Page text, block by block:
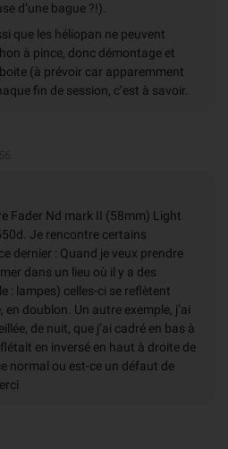
d’une bague ?!).
que les héliopan ne peuvent
à pince, donc démontage et
(à prévoir car apparemment
fin de session, c’est à savoir.
Fader Nd mark II (58mm) Light
Je rencontre certains
dernier : Quand je veux prendre
dans un lieu où il y a des
: lampes) celles-ci se reflètent
en doublon. Un autre exemple, j’ai
de nuit, que j’ai cadré en bas à
en inversé en haut à droite de
normal ou est-ce un défaut de